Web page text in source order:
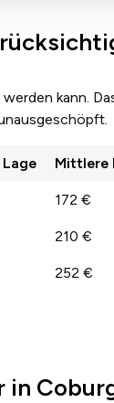
kann.
Lage Mittlere
172 €
210 €
252 €